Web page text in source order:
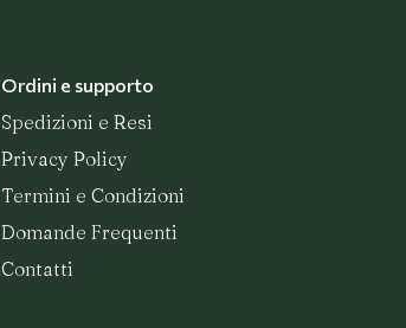
Ordini e supporto
Spedizioni e Resi
Privacy Policy
Termini e Condizioni
Domande Frequenti
Contatti